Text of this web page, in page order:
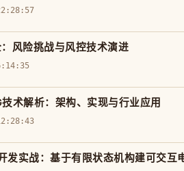
风险挑战与风控技术演进
术解析：架构、实现与行业应用
发实战：基于有限状态机构建可交互